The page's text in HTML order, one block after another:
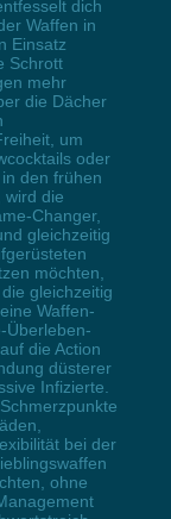
dich
Waffen in
Einsatz
Schrott
mehr
die Dächer
um
oder
den frühen
wird die
Changer,
gleichzeitig
möchten,
gleichzeitig
Waffen-
Überleben-
die Action
düsterer
Infizierte.
bei der
ohne